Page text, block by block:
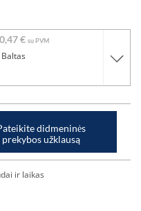
47 € su PVM
Baltas
didmeninės
prekybos užklausą
ir laikas